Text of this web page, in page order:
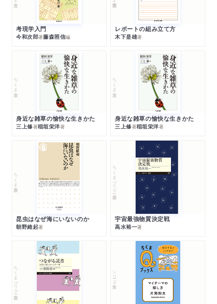
考現学入門
今和次郎著藤森照信編
レポートの組み立て方
木下是雄著
ちくま文庫
身近な雑草の愉快な生きかた
三上修著稲垣栄洋著
ちくま文庫
身近な雑草の愉快な生きかた
三上修著稲垣栄洋著
ちくま新書
昆虫はなぜ海にいないのか
朝野維起著
ちくまプリマー新書
宇宙最強物質決定戦
高水裕一著
ちくまプリマー新書 シリーズ・全集